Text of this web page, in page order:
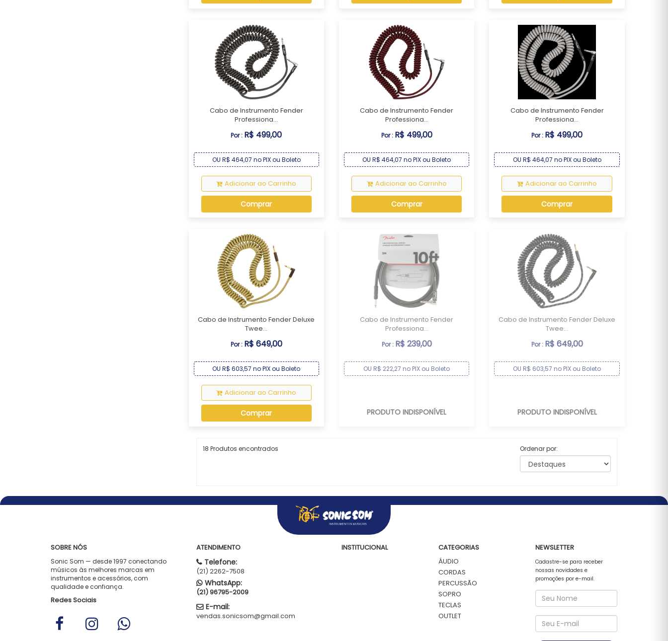
Cabo de Instrumento Fender
Professiona...
Por : R$ 499,00
OU R$ 464,07 no PIX ou Boleto
Adicionar ao Carrinho
Comprar
Cabo de Instrumento Fender
Professiona...
Por : R$ 499,00
OU R$ 464,07 no PIX ou Boleto
Adicionar ao Carrinho
Comprar
Cabo de Instrumento Fender
Professiona...
Por : R$ 499,00
OU R$ 464,07 no PIX ou Boleto
Adicionar ao Carrinho
Comprar
Cabo de Instrumento Fender Deluxe
Twee...
Por : R$ 649,00
OU R$ 603,57 no PIX ou Boleto
Adicionar ao Carrinho
Comprar
Cabo de Instrumento Fender
Professiona...
Por : R$ 239,00
OU R$ 222,27 no PIX ou Boleto
PRODUTO INDISPONÍVEL
Cabo de Instrumento Fender Deluxe
Twee...
Por : R$ 649,00
OU R$ 603,57 no PIX ou Boleto
PRODUTO INDISPONÍVEL
18 Produtos encontrados Ordenar por:
SOBRE NÓS
Sonic Som — desde 1997 conectando
músicos às melhores marcas em
instrumentos e acessórios, com
qualidade e confiança.
Redes Sociais
ATENDIMENTO
Telefone:
(21) 2262-7508
WhatsApp:
(21) 96795-2009
E-mail:
vendas.sonicsom@gmail.com
INSTITUCIONAL
CATEGORIAS
ÁUDIO
CORDAS
PERCUSSÃO
SOPRO
TECLAS
OUTLET
NEWSLETTER
Cadastre-se para receber
nossas novidades e
promoções por e-mail.